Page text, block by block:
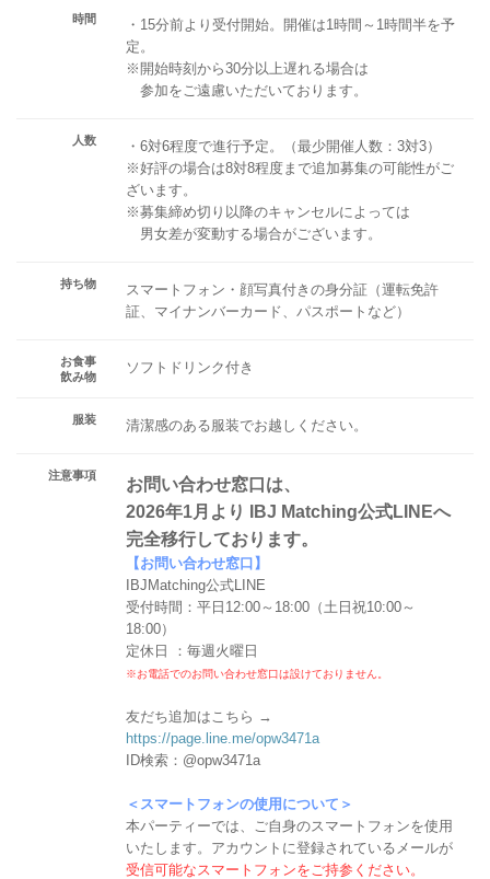
時間
・15分前より受付開始。開催は1時間～1時間半を予
定。
※開始時刻から30分以上遅れる場合は
参加をご遠慮いただいております。
人数
・6対6程度で進行予定。（最少開催人数：3対3）
※好評の場合は8対8程度まで追加募集の可能性がご
ざいます。
※募集締め切り以降のキャンセルによっては
男女差が変動する場合がございます。
持ち物
スマートフォン・顔写真付きの身分証（運転免許
証、マイナンバーカード、パスポートなど）
お食事
飲み物
ソフトドリンク付き
服装 清潔感のある服装でお越しください。
注意事項
お問い合わせ窓口は、
2026年1月より IBJ Matching公式LINEへ
完全移行しております。
【お問い合わせ窓口】
IBJMatching公式LINE
受付時間：平日12:00～18:00（土日祝10:00～
18:00）
定休日 ：毎週火曜日
※お電話でのお問い合わせ窓口は設けておりません。
友だち追加はこちら →
https://page.line.me/opw3471a
ID検索：@opw3471a
＜スマートフォンの使用について＞
本パーティーでは、ご自身のスマートフォンを使用
いたします。アカウントに登録されているメールが
受信可能なスマートフォンをご持参ください。